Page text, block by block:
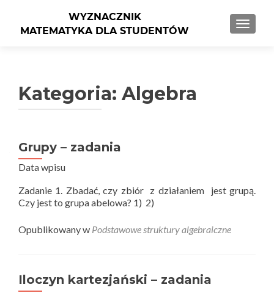
Kategoria: Algebra
Grupy – zadania
Data wpisu
Zadanie 1. Zbadać, czy zbiór z działaniem jest grupą.
Czy jest to grupa abelowa? 1) 2)
Opublikowany w Podstawowe struktury algebraiczne
Iloczyn kartezjański – zadania
Nawigacja po wpisach